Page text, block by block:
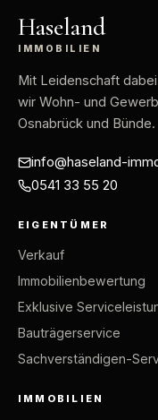
Haseland
IMMOBILIEN
Mit Leidenschaft dabei
wir Wohn- und
Osnabrück und Bünde.
info@haseland-
0541 33 55 20
EIGENTÜMER
Verkauf
Immobilienbewertung
Exklusive
Bauträgerservice
Sachverständigen-
IMMOBILIEN